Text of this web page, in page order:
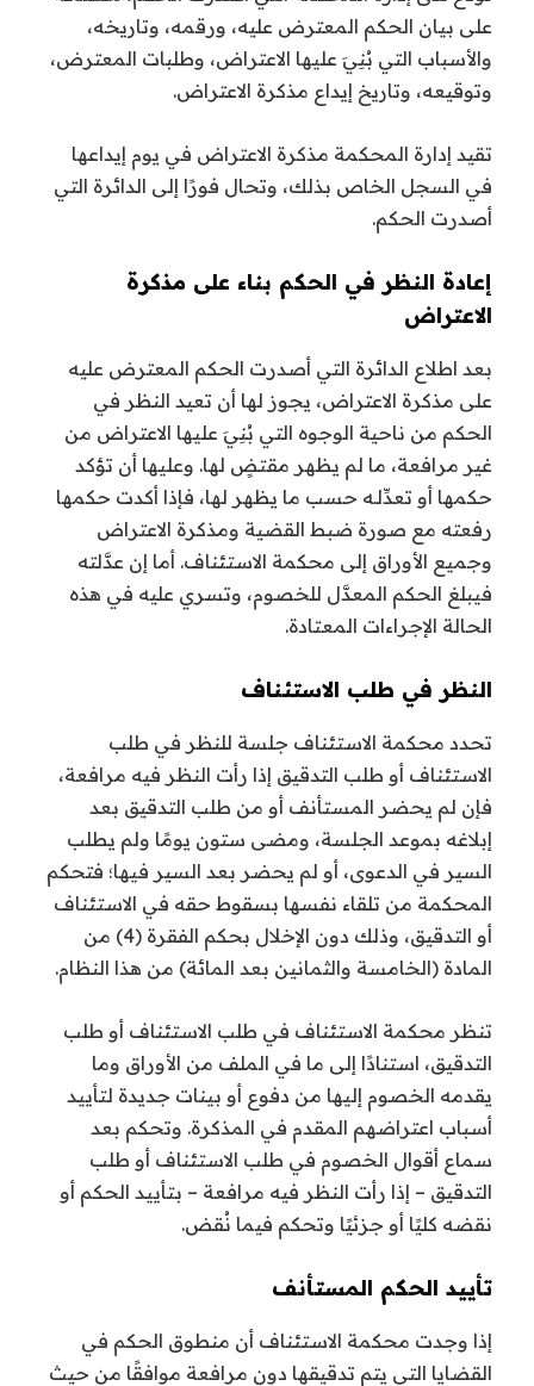
على بيان الحكم المعترض عليه، ورقمه، وتاريخه،
والأسباب التي بُنِيَ عليها الاعتراض، وطلبات المعترض،
وتوقيعه، وتاريخ إيداع مذكرة الاعتراض.
تقيد إدارة المحكمة مذكرة الاعتراض في يوم إيداعها
في السجل الخاص بذلك، وتحال فورًا إلى الدائرة التي
أصدرت الحكم.
إعادة النظر في الحكم بناء على مذكرة
الاعتراض
بعد اطلاع الدائرة التي أصدرت الحكم المعترض عليه
على مذكرة الاعتراض، يجوز لها أن تعيد النظر في
الحكم من ناحية الوجوه التي بُنِيَ عليها الاعتراض من
غير مرافعة، ما لم يظهر مقتضٍ لها. وعليها أن تؤكد
حكمها أو تعدِّلـه حسب ما يظهر لها، فإذا أكدت حكمها
رفعته مع صورة ضبط القضية ومذكرة الاعتراض
وجميع الأوراق إلى محكمة الاستئناف. أما إن عدَّلته
فيبلغ الحكم المعدَّل للخصوم، وتسري عليه في هذه
الحالة الإجراءات المعتادة.
النظر في طلب الاستئناف
تحدد محكمة الاستئناف جلسة للنظر في طلب
الاستئناف أو طلب التدقيق إذا رأت النظر فيه مرافعة،
فإن لم يحضر المستأنف أو من طلب التدقيق بعد
إبلاغه بموعد الجلسة، ومضى ستون يومًا ولم يطلب
السير في الدعوى، أو لم يحضر بعد السير فيها؛ فتحكم
المحكمة من تلقاء نفسها بسقوط حقه في الاستئناف
أو التدقيق، وذلك دون الإخلال بحكم الفقرة (4) من
المادة (الخامسة والثمانين بعد المائة) من هذا النظام.
تنظر محكمة الاستئناف في طلب الاستئناف أو طلب
التدقيق، استنادًا إلى ما في الملف من الأوراق وما
يقدمه الخصوم إليها من دفوع أو بينات جديدة لتأييد
أسباب اعتراضهم المقدم في المذكرة. وتحكم بعد
سماع أقوال الخصوم في طلب الاستئناف أو طلب
التدقيق – إذا رأت النظر فيه مرافعة – بتأييد الحكم أو
نقضه كليًا أو جزئيًا وتحكم فيما نُقض.
تأييد الحكم المستأنف
إذا وجدت محكمة الاستئناف أن منطوق الحكم في
القضايا التي يتم تدقيقها دون مرافعة موافقًا من حيث